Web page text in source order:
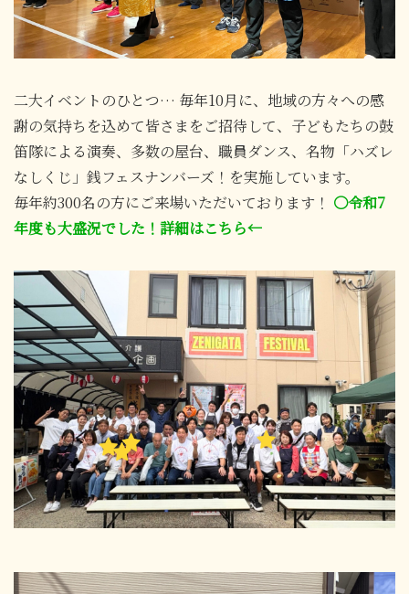
二大イベントのひとつ… 毎年10月に、地域の方々への感
謝の気持ちを込めて皆さまをご招待して、子どもたちの鼓
笛隊による演奏、多数の屋台、職員ダンス、名物「ハズレ
なしくじ」銭フェスナンバーズ！を実施しています。
毎年約300名の方にご来場いただいております！ 〇令和7
年度も大盛況でした！詳細はこちら←